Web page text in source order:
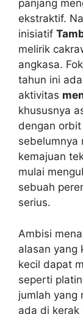
panjang
ekstraktif.
inisiatif
melirik
angkasa.
tahun ini
aktivitas
khususnya
dengan
sebelumnya
kemajuan
mulai
sebuah
serius.
Ambisi
alasan yang
kecil dapat
seperti
jumlah yang
ada di kerak